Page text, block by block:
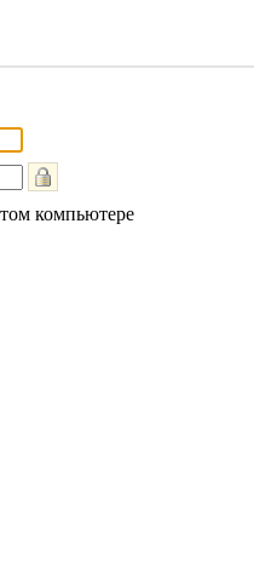
компьютере